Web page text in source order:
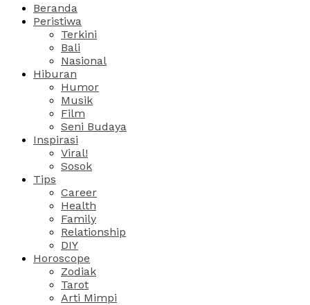
Beranda
Peristiwa
Terkini
Bali
Nasional
Hiburan
Humor
Musik
Film
Seni Budaya
Inspirasi
Viral!
Sosok
Tips
Career
Health
Family
Relationship
DIY
Horoscope
Zodiak
Tarot
Arti Mimpi